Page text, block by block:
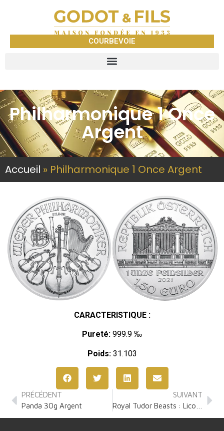
COURBEVOIE
Philharmonique 1 Once
Argent
Accueil » Philharmonique 1 Once Argent
CARACTERISTIQUE :
Pureté: 999.9 ‰
Poids:31.103
PRÉCÉDENT
Panda 30g Argent
SUIVANT